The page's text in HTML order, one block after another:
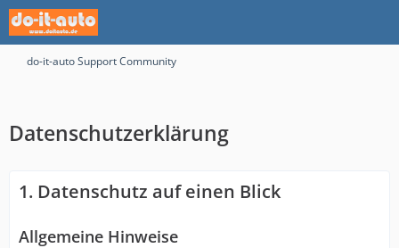
do-it-auto Support Community
Datenschutzerklärung
1. Datenschutz auf einen Blick
Allgemeine Hinweise